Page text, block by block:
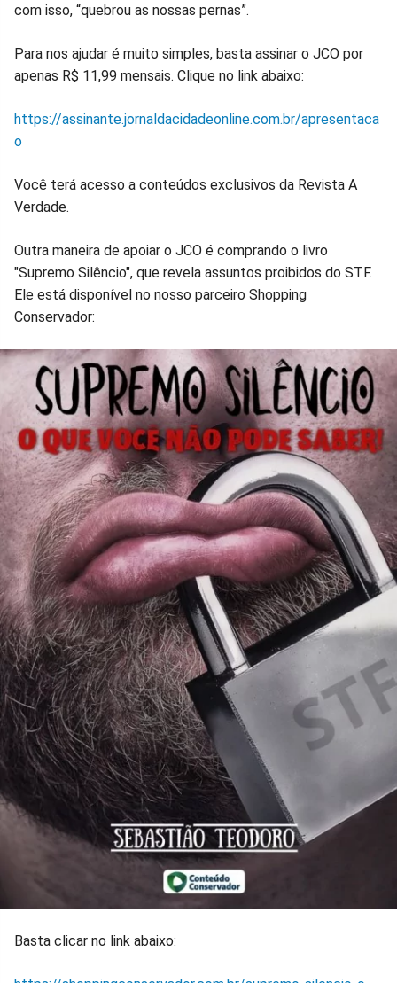
com isso, “quebrou as nossas pernas”.
Para nos ajudar é muito simples, basta assinar o JCO por
apenas R$ 11,99 mensais. Clique no link abaixo:
https://assinante.jornaldacidadeonline.com.br/apresentaca
o
Você terá acesso a conteúdos exclusivos da Revista A
Verdade.
Outra maneira de apoiar o JCO é comprando o livro
"Supremo Silêncio", que revela assuntos proibidos do STF.
Ele está disponível no nosso parceiro Shopping
Conservador:
Basta clicar no link abaixo: